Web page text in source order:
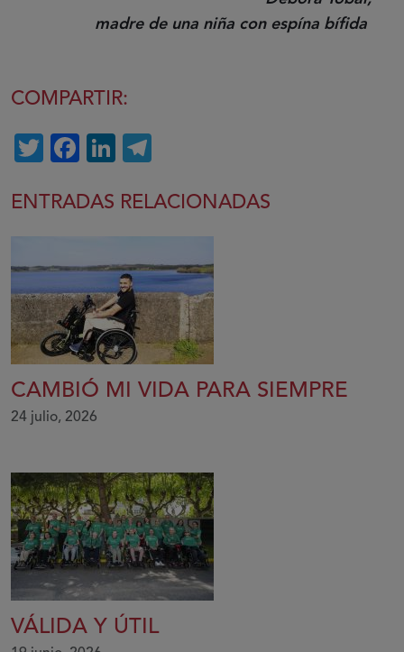
madre de una niña con espína bífida
COMPARTIR:
TwitterFacebook
LinkedIn
ENTRADAS RELACIONADAS
CAMBIÓ MI VIDA PARA SIEMPRE
24 julio, 2026
VÁLIDA Y ÚTIL